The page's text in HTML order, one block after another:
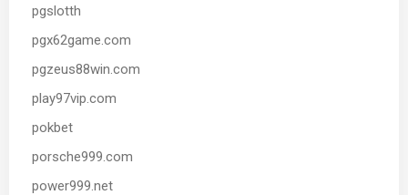
pgslotth
pgx62game.com
pgzeus88win.com
play97vip.com
pokbet
porsche999.com
power999.net